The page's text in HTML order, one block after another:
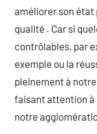
améliorer son état
qualité . Car si
contrôlables, par
exemple ou la
pleinement à
faisant attention à
notre